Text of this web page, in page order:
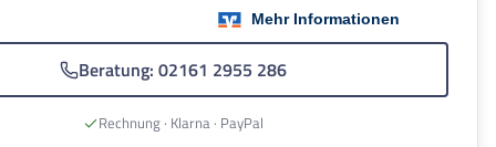
Beratung: 02161 2955 286
Rechnung · Klarna · PayPal